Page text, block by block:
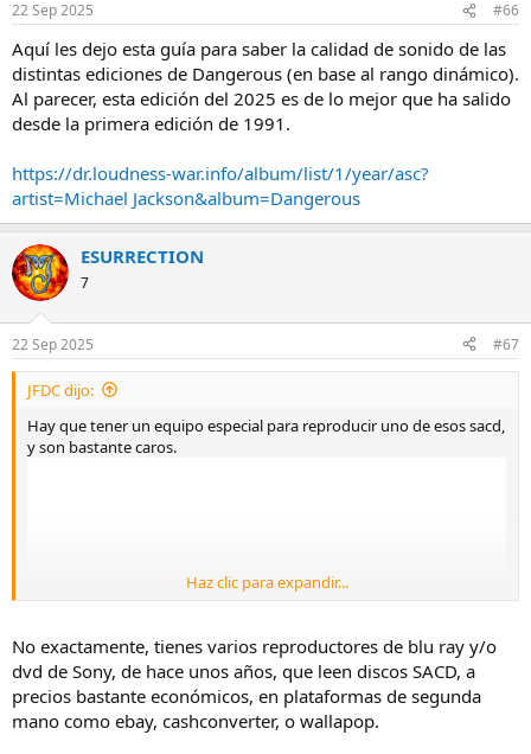
e
:
22 Sep 2025 #66
Aquí les dejo esta guía para saber la calidad de sonido de las
distintas ediciones de Dangerous (en base al rango dinámico).
Al parecer, esta edición del 2025 es de lo mejor que ha salido
desde la primera edición de 1991.
https://dr.loudness-war.info/album/list/1/year/asc?
artist=Michael Jackson&album=Dangerous
ESURRECTION
7
22 Sep 2025 #67
JFDC dijo:
Hay que tener un equipo especial para reproducir uno de esos sacd,
y son bastante caros.
Haz clic para expandir...
No exactamente, tienes varios reproductores de blu ray y/o
dvd de Sony, de hace unos años, que leen discos SACD, a
precios bastante económicos, en plataformas de segunda
mano como ebay, cashconverter, o wallapop.